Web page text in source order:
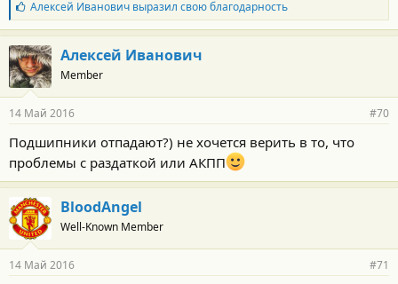
Б
л
а
г
о
д
а
н
с
т
:
Алексей Ивановичвыразил свою благодарность
Алексей Иванович
Member
14 Май 2016 #70
Подшипники отпадают?) не хочется верить в то, что
проблемы с раздаткой или АКПП
BloodAngel
Well-Known Member
14 Май 2016 #71